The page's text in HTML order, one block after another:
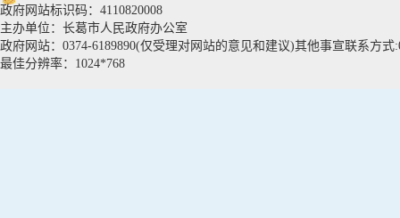
政府网站标识码：4110820008
主办单位：长葛市人民政府办公室
政府网站：0374-6189890(仅受理对网站的意见和建议)其他事宣联系方式
最佳分辨率：1024*768